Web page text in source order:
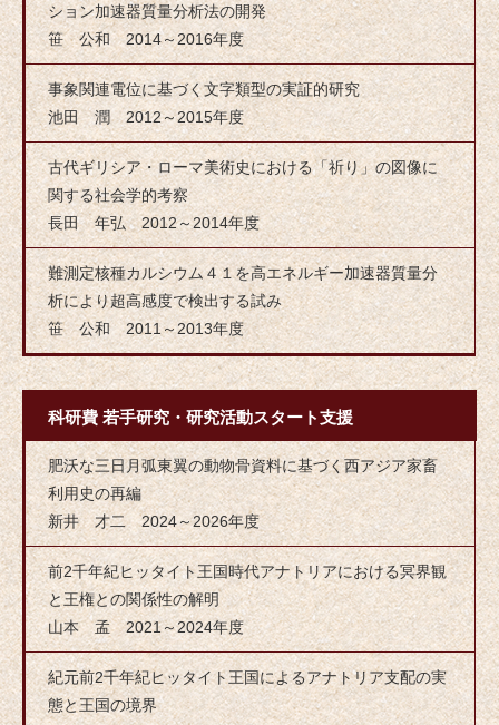
ション加速器質量分析法の開発
笹 公和 2014～2016年度
事象関連電位に基づく文字類型の実証的研究
池田 潤 2012～2015年度
古代ギリシア・ローマ美術史における「祈り」の図像に
関する社会学的考察
長田 年弘 2012～2014年度
難測定核種カルシウム４１を高エネルギー加速器質量分
析により超高感度で検出する試み
笹 公和 2011～2013年度
科研費 若手研究・研究活動スタート支援
肥沃な三日月弧東翼の動物骨資料に基づく西アジア家畜
利用史の再編
新井 才二 2024～2026年度
前2千年紀ヒッタイト王国時代アナトリアにおける冥界観
と王権との関係性の解明
山本 孟 2021～2024年度
紀元前2千年紀ヒッタイト王国によるアナトリア支配の実
態と王国の境界